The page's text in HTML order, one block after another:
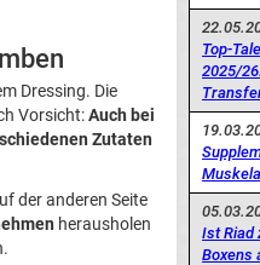
Dressing. Die
Vorsicht:Auch bei
Zutaten
der anderen Seite
herausholen
Top-
2025/
Ist Riad
Boxens